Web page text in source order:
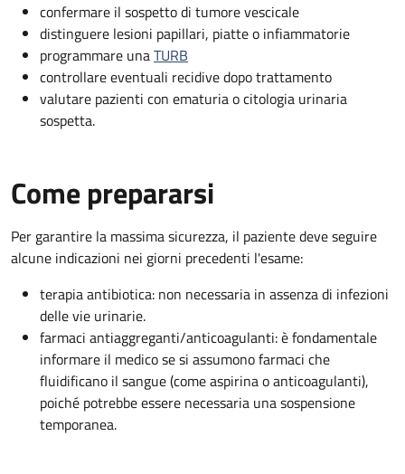
confermare il sospetto di tumore vescicale
distinguere lesioni papillari, piatte o infiammatorie
programmare unaTURB
controllare eventuali recidive dopo trattamento
valutare pazienti con ematuria o citologia urinaria
sospetta.
Come prepararsi
Per garantire la massima sicurezza, il paziente deve seguire
alcune indicazioni nei giorni precedenti l'esame:
terapia antibiotica: non necessaria in assenza di infezioni
delle vie urinarie.
farmaci antiaggreganti/anticoagulanti: è fondamentale
informare il medico se si assumono farmaci che
fluidificano il sangue (come aspirina o anticoagulanti),
poiché potrebbe essere necessaria una sospensione
temporanea.